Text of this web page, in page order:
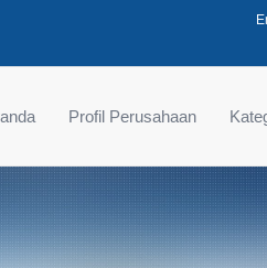
Profil Perusahaan